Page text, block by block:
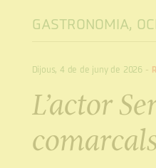
GASTRONOMIA, OCI
Dijous, 4 de de juny de 2026 -
L’actor